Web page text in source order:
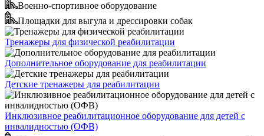
Военно-спортивное оборудование
Площадки для выгула и дрессировки собак
Тренажеры для физической реабилитации
Дополнительное оборудование для реабилитации
Детские тренажеры для реабилитации
Инклюзивное реабилитационное оборудование для детей с
инвалидностью (ОФВ)